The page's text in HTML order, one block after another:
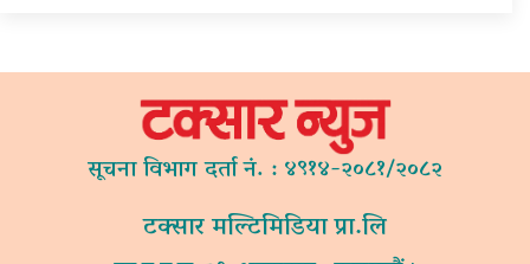
सूचना विभाग दर्ता नं. : ४९१४-२०८१/२०८२
टक्सार मल्टिमिडिया प्रा.लि